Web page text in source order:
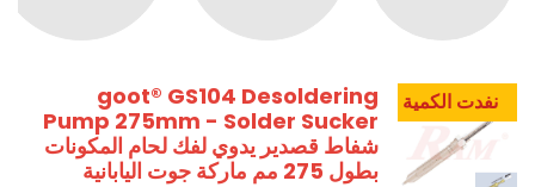
نفدت الكمية
goot® GS104 Desoldering
Pump 275mm - Solder Sucker
شفاط قصدير يدوي لفك لحام المكونات
بطول 275 مم ماركة جوت اليابانية